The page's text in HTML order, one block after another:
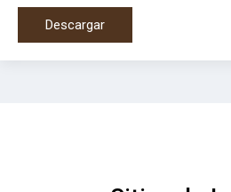
Descargar